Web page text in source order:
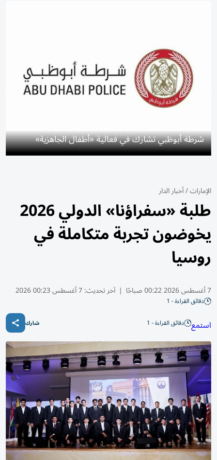
شرطة أبوظبي تشارك في فعالية «أطفال الجاهزية»
الإمارات/أخبار الدار
طلبة «سفراؤنا» الدولي 2026
يخوضون تجربة متكاملة في
روسيا
7 أغسطس 2026 00:22 صباحًا | آخر تحديث:7 أغسطس 00:23 2026
دقائق القراءة - 1
استمع دقائق القراءة - 1 شارك